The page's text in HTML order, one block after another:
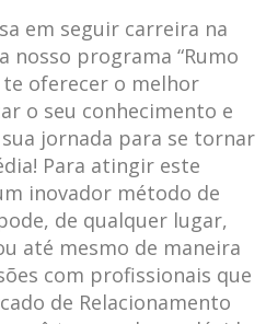
em seguir carreira na
nosso programa “Rumo
te oferecer o melhor
o seu conhecimento e
jornada para se tornar
Para atingir este
inovador método de
de qualquer lugar,
até mesmo de maneira
com profissionais que
de Relacionamento